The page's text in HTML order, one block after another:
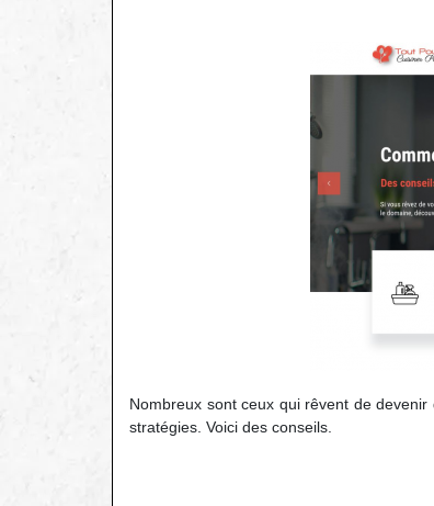
Nombreux sont ceux qui rêvent de
stratégies. Voici des conseils.